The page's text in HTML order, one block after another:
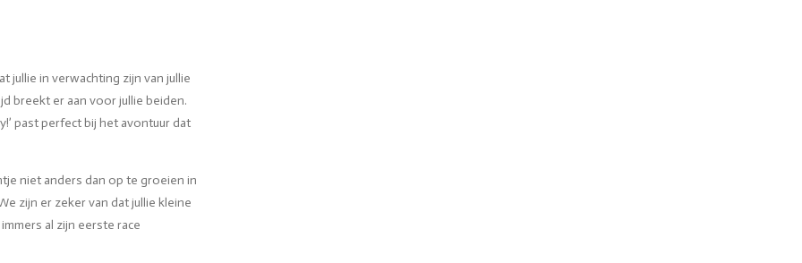
jullie in verwachting zijn van jullie
breekt er aan voor jullie beiden.
past perfect bij het avontuur dat
niet anders dan op te groeien in
zijn er zeker van dat jullie kleine
al zijn eerste race